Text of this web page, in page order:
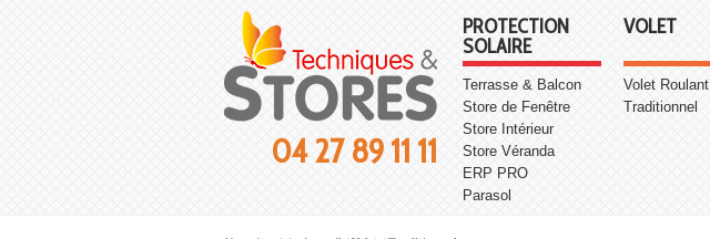
04 27 89 11 11
PROTECTION
SOLAIRE
Terrasse & Balcon
Store de Fenêtre
Store Intérieur
Store Véranda
ERP PRO
Parasol
VOLET
Volet Roulant
Traditionnel